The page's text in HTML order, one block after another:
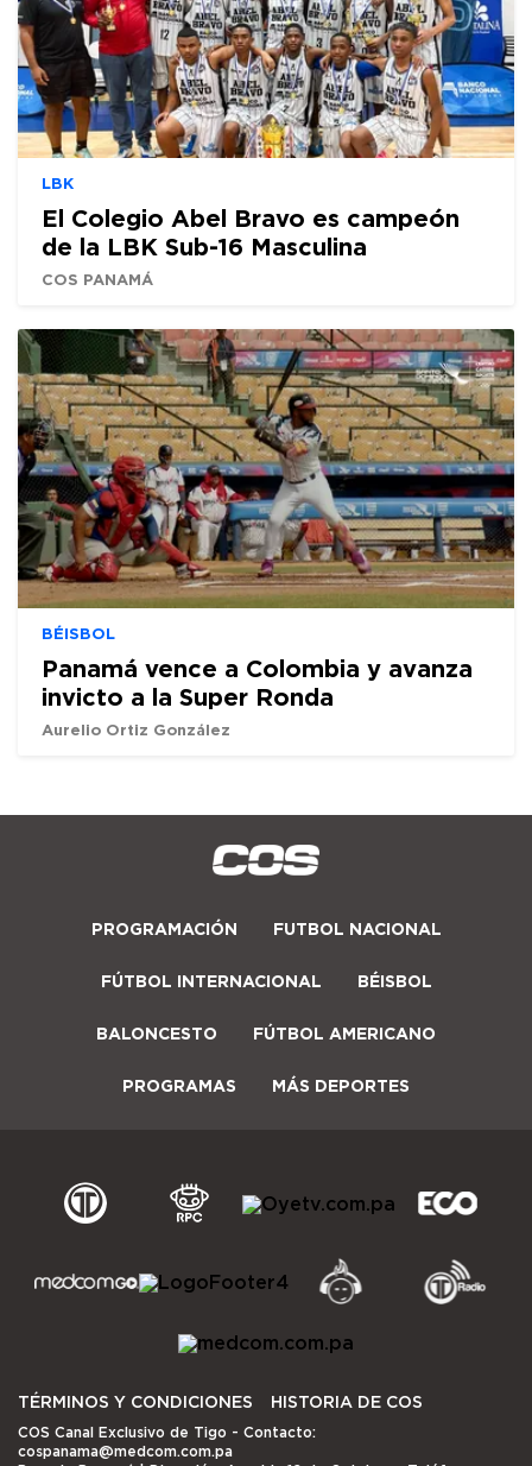
LBK
El Colegio Abel Bravo es campeón
de la LBK Sub-16 Masculina
COS PANAMÁ
BÉISBOL
Panamá vence a Colombia y avanza
invicto a la Super Ronda
Aurelio Ortiz González
PROGRAMACIÓN FUTBOL NACIONAL
FÚTBOL INTERNACIONAL BÉISBOL
BALONCESTO FÚTBOL AMERICANO
PROGRAMAS MÁS DEPORTES
TÉRMINOS Y CONDICIONES HISTORIA DE COS
COS Canal Exclusivo de Tigo - Contacto:
cospanama@medcom.com.pa